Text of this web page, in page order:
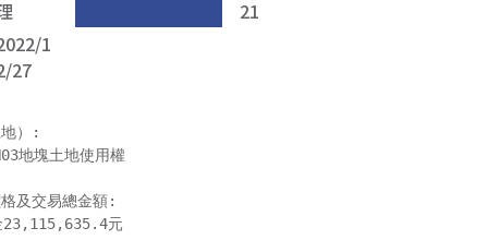
21
1
27
）:
地塊土地使用權
及交易總金額:
23,115,635.4元